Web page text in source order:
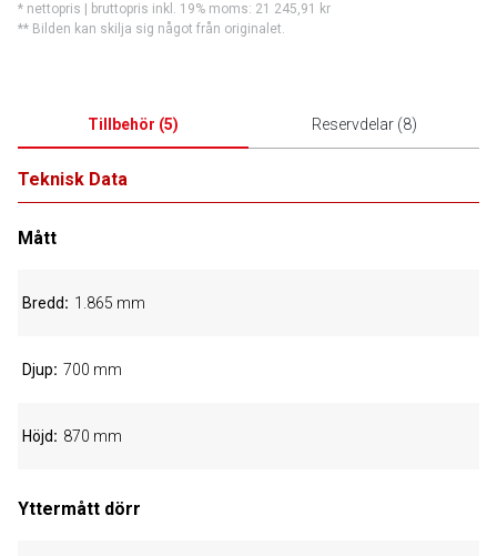
* nettopris | bruttopris inkl. 19% moms: 21 245,91 kr
** Bilden kan skilja sig något från originalet.
Tillbehör (5) Reservdelar(8)
Teknisk Data
Mått
Bredd 1.865 mm
Djup 700 mm
Höjd 870 mm
Yttermått dörr